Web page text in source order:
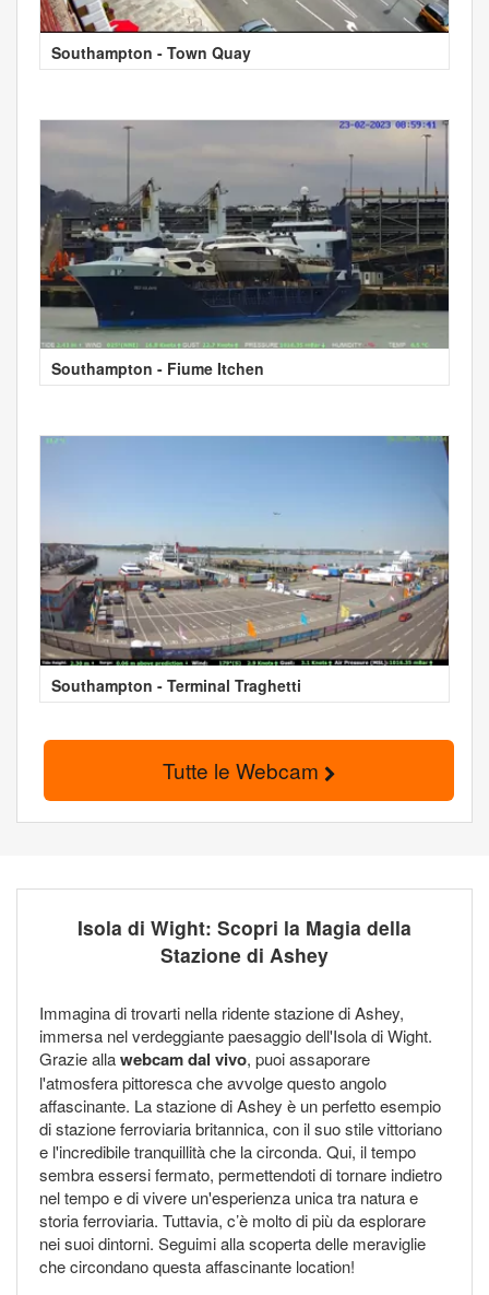
Southampton - Town Quay
Southampton - Fiume Itchen
Southampton - Terminal Traghetti
Tutte le Webcam
Isola di Wight: Scopri la Magia della
Stazione di Ashey
Immagina di trovarti nella ridente stazione di Ashey,
immersa nel verdeggiante paesaggio dell'Isola di Wight.
Grazie allawebcam dal vivo, puoi assaporare
l'atmosfera pittoresca che avvolge questo angolo
affascinante. La stazione di Ashey è un perfetto esempio
di stazione ferroviaria britannica, con il suo stile vittoriano
e l'incredibile tranquillità che la circonda. Qui, il tempo
sembra essersi fermato, permettendoti di tornare indietro
nel tempo e di vivere un'esperienza unica tra natura e
storia ferroviaria. Tuttavia, c’è molto di più da esplorare
nei suoi dintorni. Seguimi alla scoperta delle meraviglie
che circondano questa affascinante location!